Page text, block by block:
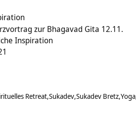
zur Bhagavad Gita 12.11.
Inspiration
Retreat Sukadev Sukadev Bretz Yoga